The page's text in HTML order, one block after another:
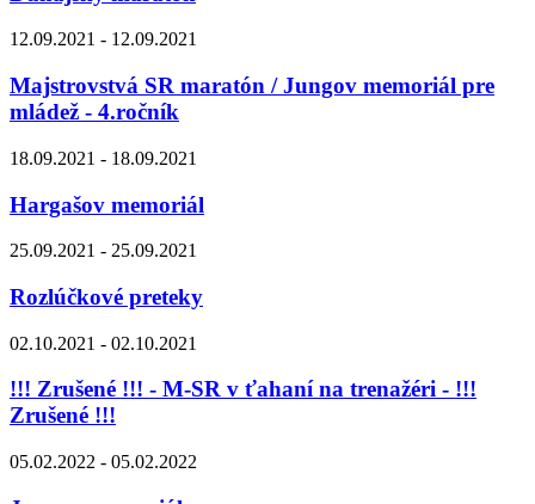
12.09.2021 - 12.09.2021
Majstrovstvá SR maratón / Jungov memoriál pre
mládež - 4.ročník
18.09.2021 - 18.09.2021
Hargašov memoriál
25.09.2021 - 25.09.2021
Rozlúčkové preteky
02.10.2021 - 02.10.2021
!!! Zrušené !!! - M-SR v ťahaní na trenažéri - !!!
Zrušené !!!
05.02.2022 - 05.02.2022